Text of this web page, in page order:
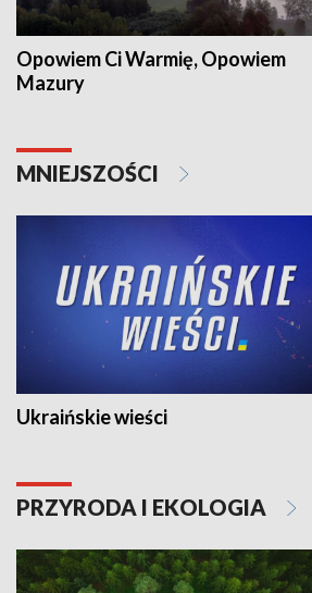
Opowiem Ci Warmię, Opowiem
Mazury
MNIEJSZOŚCI
Ukraińskie wieści
PRZYRODA I EKOLOGIA